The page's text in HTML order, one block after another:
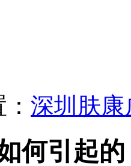
深圳肤
何引起的